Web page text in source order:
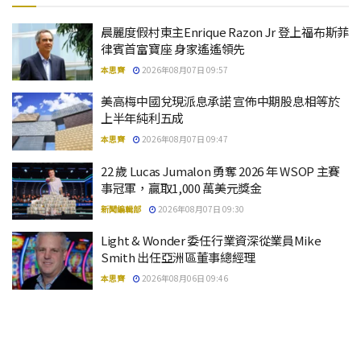
晨麗度假村東主Enrique Razon Jr 登上福布斯菲
律賓首富寶座 身家遙遙領先
本思齊 2026年08月07日 09:57
美高梅中國兌現派息承諾 宣佈中期股息相等於
上半年純利五成
本思齊 2026年08月07日 09:47
22 歲 Lucas Jumalon 勇奪 2026 年 WSOP 主賽
事冠軍，贏取1,000 萬美元獎金
新聞編輯部 2026年08月07日 09:30
Light & Wonder 委任行業資深從業員Mike
Smith 出任亞洲區董事總經理
本思齊 2026年08月06日 09:46